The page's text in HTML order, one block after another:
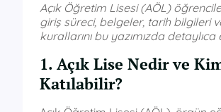
Açık Öğretim Lisesi (AÖL)
giriş süreci, belgeler, tarih bilgileri
kurallarını bu yazımızda detaylıca
1. Açık Lise Nedir ve
Katılabilir?